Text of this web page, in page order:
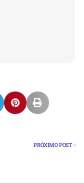
PRÓXIMO POST